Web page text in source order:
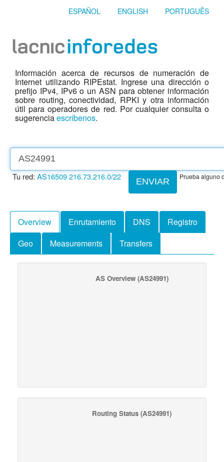
ESPAÑOL ENGLISH PORTUGUÊS
Información acerca de recursos de numeración de
Internet utilizando RIPEstat. Ingrese una dirección o
prefijo IPv4, IPv6 o un ASN para obtener información
sobre routing, conectividad, RPKI y otra información
útil para operadores de red. Por cualquier consulta o
sugerenciaescríbenos.
ENVIAR
Tu red: AS16509216.73.216.0/22 Prueba alguno
Overview Enrutamiento DNS
Registro
Geo
Measurements Transfers
AS Overview(AS24991)
Routing Status (AS24991)